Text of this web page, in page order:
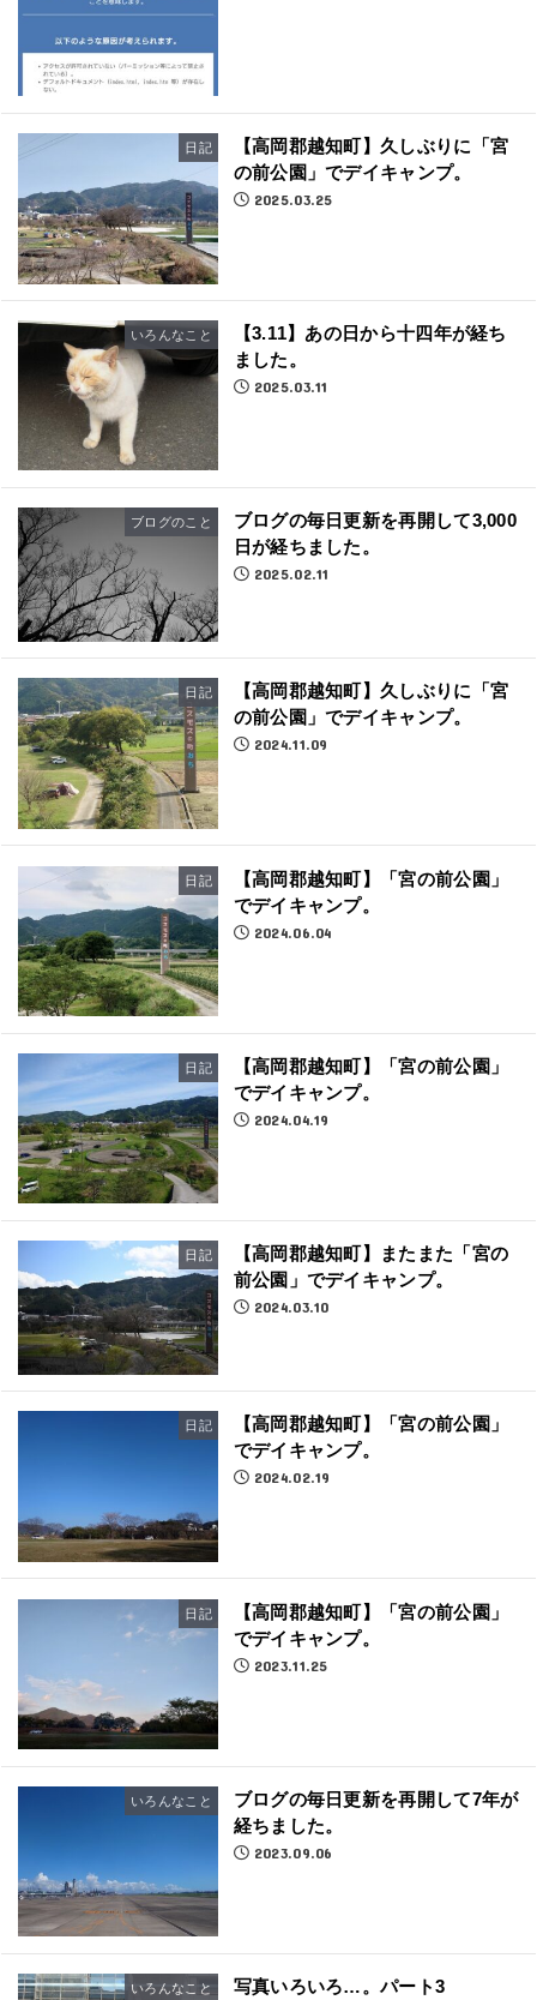
日記
【高岡郡越知町】久しぶりに「宮
の前公園」でデイキャンプ。
2025.03.25
いろんなこと
【3.11】あの日から十四年が経ち
ました。
2025.03.11
ブログのこと
ブログの毎日更新を再開して3,000
日が経ちました。
2025.02.11
日記
【高岡郡越知町】久しぶりに「宮
の前公園」でデイキャンプ。
2024.11.09
日記
【高岡郡越知町】「宮の前公園」
でデイキャンプ。
2024.06.04
日記
【高岡郡越知町】「宮の前公園」
でデイキャンプ。
2024.04.19
日記
【高岡郡越知町】またまた「宮の
前公園」でデイキャンプ。
2024.03.10
日記
【高岡郡越知町】「宮の前公園」
でデイキャンプ。
2024.02.19
日記
【高岡郡越知町】「宮の前公園」
でデイキャンプ。
2023.11.25
いろんなこと
ブログの毎日更新を再開して7年が
経ちました。
2023.09.06
いろんなこと 写真いろいろ…。パート3